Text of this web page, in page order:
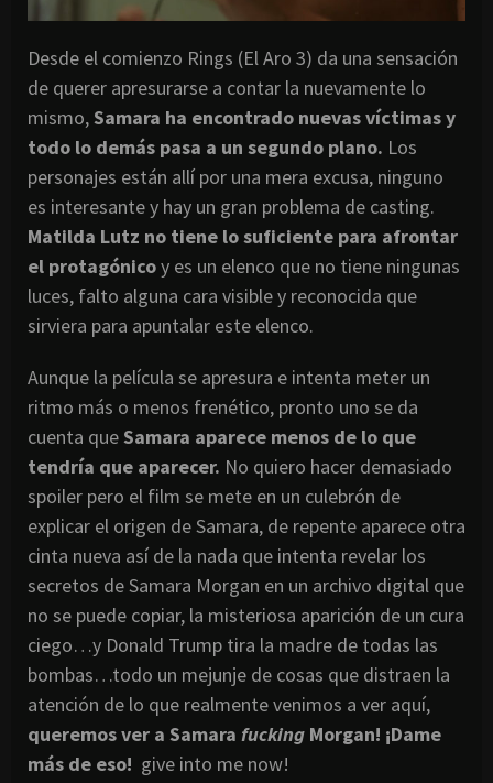
Desde el comienzo Rings (El Aro 3) da una sensación
de querer apresurarse a contar la nuevamente lo
mismo,Samara ha encontrado nuevas víctimas y
todo lo demás pasa a un segundo plano. Los
personajes están allí por una mera excusa, ninguno
es interesante y hay un gran problema de casting.
Matilda Lutz no tiene lo suficiente para afrontar
el protagónicoy es un elenco que no tiene ningunas
luces, falto alguna cara visible y reconocida que
sirviera para apuntalar este elenco.
Aunque la película se apresura e intenta meter un
ritmo más o menos frenético, pronto uno se da
cuenta queSamara aparece menos de lo que
tendría que aparecer. No quiero hacer demasiado
spoiler pero el film se mete en un culebrón de
explicar el origen de Samara, de repente aparece otra
cinta nueva así de la nada que intenta revelar los
secretos de Samara Morgan en un archivo digital que
no se puede copiar, la misteriosa aparición de un cura
ciego…y Donald Trump tira la madre de todas las
bombas…todo un mejunje de cosas que distraen la
atención de lo que realmente venimos a ver aquí,
queremos ver a Samara fucking Morgan! ¡Dame
más de eso! give into me now!